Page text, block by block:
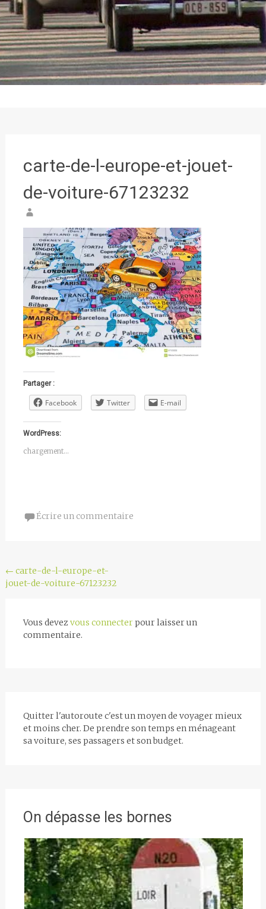
carte-de-l-europe-et-jouet-
de-voiture-67123232
Partager :
Facebook Twitter E-mail
WordPress:
chargement…
Écrire un commentaire
Navigation
de
← carte-de-l-europe-et-
jouet-de-voiture-67123232
Vous devez vous connecterpour laisser un
commentaire.
Quitter l'autoroute c'est un moyen de voyager mieux
et moins cher. De prendre son temps en ménageant
sa voiture, ses passagers et son budget.
On dépasse les bornes